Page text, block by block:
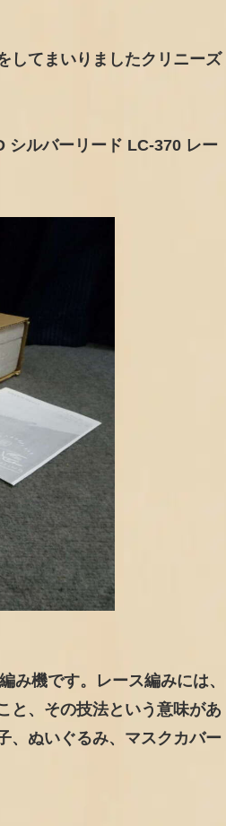
してまいりましたクリニーズ
シルバーリード LC-370 レー
み機です。レース編みには、
と、その技法という意味があ
、ぬいぐるみ、マスクカバー